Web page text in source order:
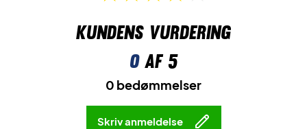
Kundens vurdering
0af 5
0 bedømmelser
Skriv anmeldelse